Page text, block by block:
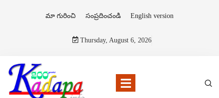
మా గురించి సంప్రదించండి English version
Thursday, August 6, 2026